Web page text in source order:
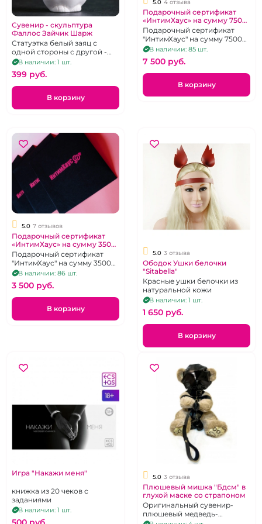
Сувенир - скульптура
Фаллос Зайчик Шарж
Статуэтка белый заяц с
одной стороны с другой -
фаллос из мраморной
крошки 8,5 см
В наличии: 1 шт.
399 pуб.
В корзину
5.0 4 отзыва
Подарочный сертификат
«ИнтимХаус» на сумму 7500
рублей
Подарочный сертификат
"ИнтимХаус" на сумму 7500
руб.
В наличии: 85 шт.
7 500 pуб.
В корзину
5.0 7 отзывов
Подарочный сертификат
«ИнтимХаус» на сумму 3500
рублей
Подарочный сертификат
"ИнтимХаус" на сумму 3500
руб.
В наличии: 86 шт.
3 500 pуб.
В корзину
5.0 3 отзыва
Ободок Ушки белочки
"Sitabella"
Красные ушки белочки из
натуральной кожи
В наличии: 1 шт.
1 650 pуб.
В корзину
Игра "Накажи меня"
книжка из 20 чеков с
заданиями
В наличии: 1 шт.
5.0 3 отзыва
Плюшевый мишка "Бдсм" в
глухой маске со страпоном
Оригинальный сувенир-
плюшевый медведь-